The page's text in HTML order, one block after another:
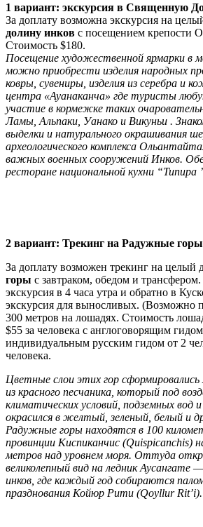
1 вариант: экскурсия в Священную
За доплату возможна экскурсия на
долину инков с посещением крепости
Стоимость $180.
Посещение художественной ярмарки в
можно приобрести изделия народных
ковры, сувениры, изделия из серебра и
центра «Ауанаканча» где туристы
участие в кормежке таких
Ламы, Альпаки, Уанако и Викуньи .
выделки и натурального окрашивания
археологического комплекса
важных военных сооружений Инков.
ресторане национальной кухни “Tunupa
2 вариант: Трекинг на Радужные
За доплату возможен трекинг на целый
горы с завтраком, обедом и
экскурсия в 4 часа утра и обратно в
экскурсия для выносливых. (Возможно
300 метров на лошадях. Стоимость
$55 за человека с англоговорящим
индивидуальным русским гидом от 2
человека.
Цветные слои этих гор
из красного песчаника, который под
климатических условий, подземных вод
окрасился в желтый, зеленый, белый и
Радужные горы находятся в 100
провинции Киспиканчис (Quispicanchis)
метров над уровнем моря. Оттуда
великолепный вид на ледник Аусангате
инков, где каждый год собираются
празднования Койюр Рити (Qoyllur Rit’i).